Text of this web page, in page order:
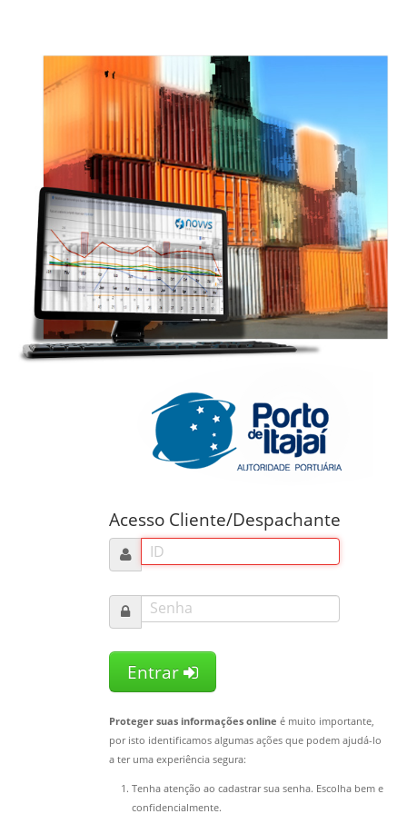
Acesso Cliente/Despachante
Entrar
Proteger suas informações online é muito importante,
por isto identificamos algumas ações que podem ajudá-lo
a ter uma experiência segura:
Tenha atenção ao cadastrar sua senha. Escolha bem e
confidencialmente.